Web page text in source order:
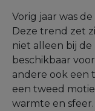
Vorig jaar was
Deze trend zet
niet alleen bij
beschikbaar
andere ook een
een tweed
warmte en